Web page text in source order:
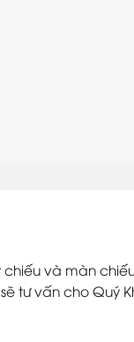
và màn chiếu
tư vấn cho Quý